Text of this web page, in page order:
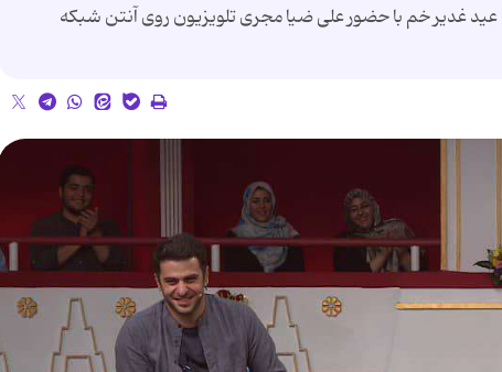
همزمان با عید غدیر خم با حضور علی ضیا مجری تلویزیون روی آنتن شبکه